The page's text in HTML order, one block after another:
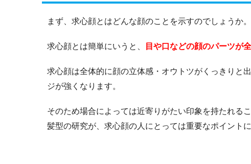
まず、求心顔とはどんな顔のことを示すのでしょうか。
求心顔とは簡単にいうと、 目や口などの顔のパーツが
求心顔は全体的に顔の立体感・オウトツがくっきりと
ジが強くなります。
そのため場合によっては近寄りがたい印象を持たれる
髪型の研究が、求心顔の人にとっては重要なポイントに